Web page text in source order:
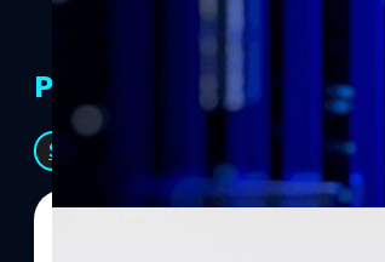
PR Partners
See All